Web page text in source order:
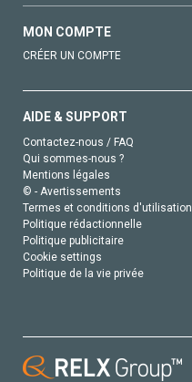
MON COMPTE
CRÉER UN COMPTE
AIDE & SUPPORT
Contactez-nous / FAQ
Qui sommes-nous ?
Mentions légales
© - Avertissements
Termes et conditions d'utilisation
Politique rédactionnelle
Politique publicitaire
Cookie settings
Politique de la vie privée